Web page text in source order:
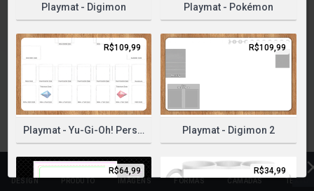
DESIGN PRODUTO IMAGENS FORMAS CAMADAS TEXTO
Playmat - Digimon Playmat - Pokémon
R$109,99
Playmat - Digimon 2
R$109,99
R$64,99 R$34,99